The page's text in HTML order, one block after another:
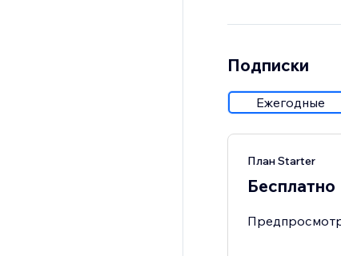
Подписки
Ежегодные
План Starter
Бесплатно